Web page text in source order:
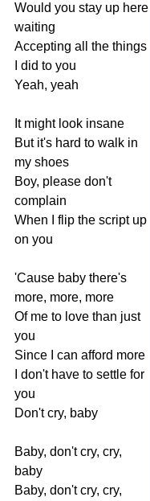
Would you stay up here
waiting
Accepting all the things
did to you
Yeah, yeah
It might look insane
But it's hard to walk in
my shoes
Boy, please don't
complain
When
flip the script up
on you
'Cause baby there's
more, more, more
Of me to love than just
you
Since
can afford more
don't have to settle for
you
Don't cry, baby
Baby, don't cry, cry,
baby
Baby, don't cry, cry,